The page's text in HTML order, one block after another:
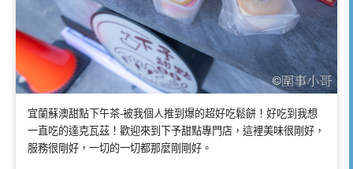
宜蘭蘇澳甜點下午茶-被我個人推到爆的超好吃鬆餅！好吃到我想
一直吃的達克瓦茲！歡迎來到下予甜點專門店，這裡美味很剛好，
服務很剛好，一切的一切都那麼剛剛好。